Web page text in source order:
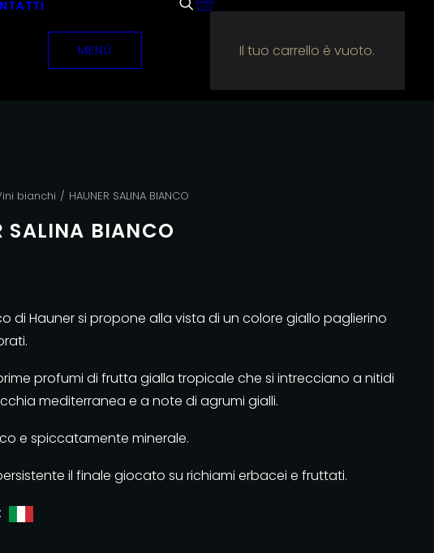
MENÙ Il tuo carrello è vuoto.
bianchi HAUNER SALINA BIANCO
SALINA BIANCO
di Hauner si propone alla vista di un colore giallo paglierino
profumi di frutta gialla tropicale che si intrecciano a nitidi
mediterranea e a note di agrumi gialli.
e spiccatamente minerale.
il finale giocato su richiami erbacei e fruttati.